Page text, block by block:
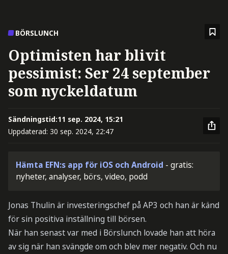
BÖRSLUNCH
Optimisten har blivit
pessimist: Ser 24 september
som nyckeldatum
Sändningstid:11 sep. 2024, 15:21
Uppdaterad: 30 sep. 2024, 22:47
Hämta EFN:s app för iOS och Android - gratis:
nyheter, analyser, börs, video, podd
Jonas Thulin är investeringschef på AP3 och han är känd
för sin positiva inställning till börsen.
När han senast var med i Börslunch lovade han att höra
av sig när han svängde om och blev mer negativ. Och nu